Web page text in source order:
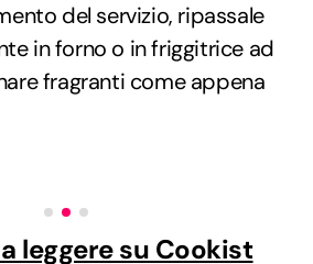
del servizio, ripassale
in forno o in friggitrice ad
fragranti come appena
leggere su Cookist